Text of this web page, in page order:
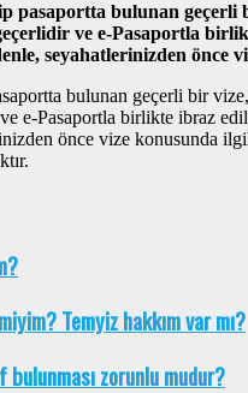
pasaportta bulunan geçerli
geçerlidir ve e-Pasaportla
seyahatlerinizden önce
bulunan geçerli bir
ve e-Pasaportla birlikte ibraz
önce vize konusunda
Temyiz hakkım var mı?
zorunlu mudur?